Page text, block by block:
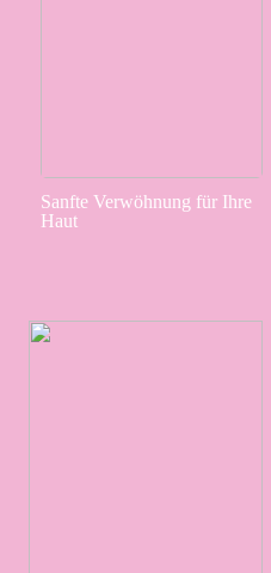
Sanfte Verwöhnung für Ihre
Haut